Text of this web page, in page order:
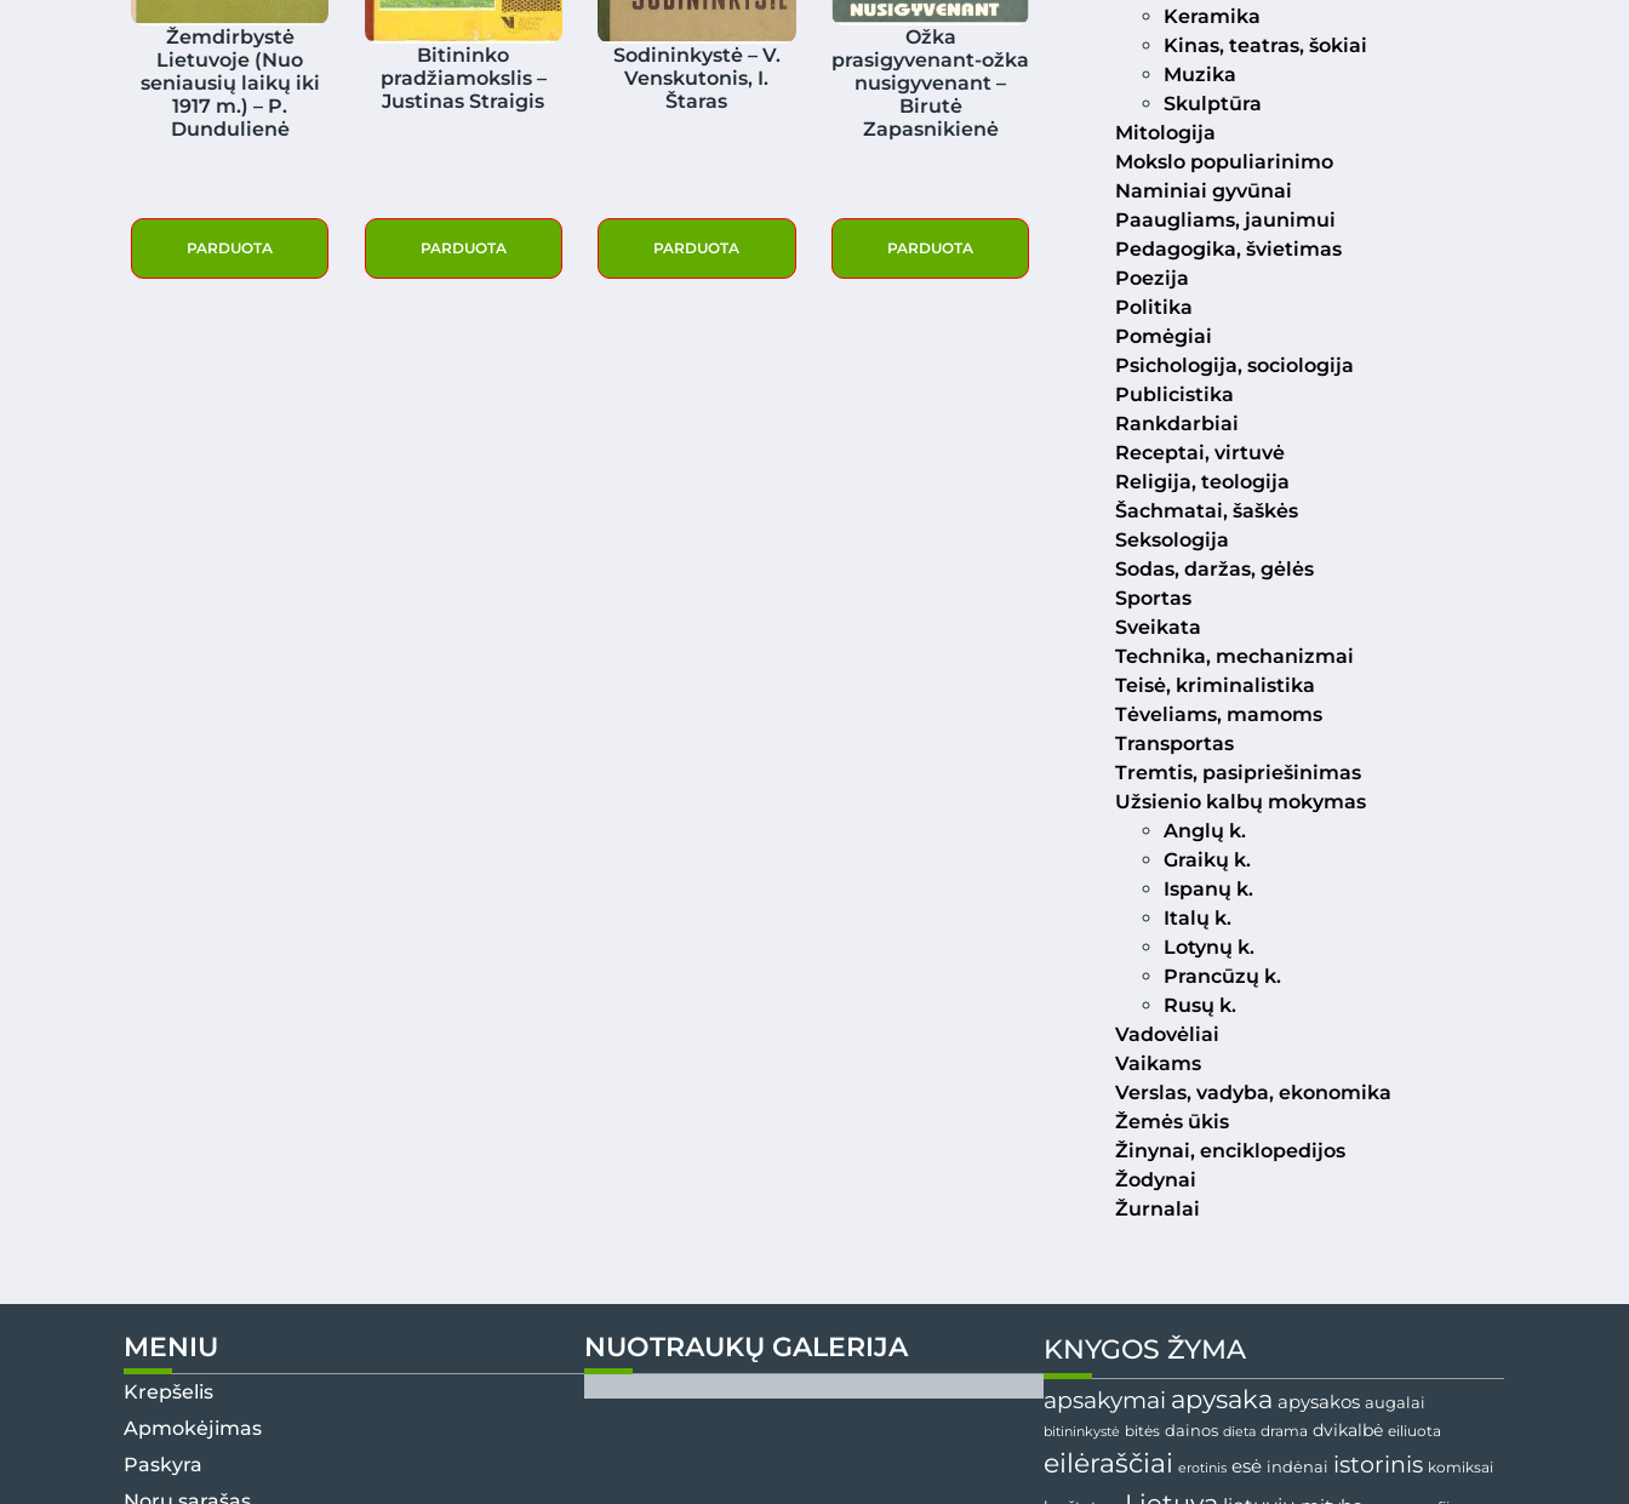
Žemdirbystė
Lietuvoje (Nuo
seniausių laikų iki
1917 m.) – P.
Dundulienė
PARDUOTA
Bitininko
pradžiamokslis –
Justinas Straigis
PARDUOTA
Sodininkystė – V.
Venskutonis, I.
Štaras
PARDUOTA
Ožka
prasigyvenant-ožka
nusigyvenant –
Birutė
Zapasnikienė
PARDUOTA
Keramika
Kinas, teatras, šokiai
Muzika
Skulptūra
Mitologija
Mokslo populiarinimo
Naminiai gyvūnai
Paaugliams, jaunimui
Pedagogika, švietimas
Poezija
Politika
Pomėgiai
Psichologija, sociologija
Publicistika
Rankdarbiai
Receptai, virtuvė
Religija, teologija
Šachmatai, šaškės
Seksologija
Sodas, daržas, gėlės
Sportas
Sveikata
Technika, mechanizmai
Teisė, kriminalistika
Tėveliams, mamoms
Transportas
Tremtis, pasipriešinimas
Užsienio kalbų mokymas
Anglų k.
Graikų k.
Ispanų k.
Italų k.
Lotynų k.
Prancūzų k.
Rusų k.
Vadovėliai
Vaikams
Verslas, vadyba, ekonomika
Žemės ūkis
Žinynai, enciklopedijos
Žodynai
Žurnalai
MENIU
Krepšelis
Apmokėjimas
Paskyra
NUOTRAUKŲ GALERIJA KNYGOS ŽYMA
apsakymai apysaka apysakos augalai
bitininkystė bitės dainos dieta drama dvikalbė eiliuota
eilėraščiai erotinis esė indėnai istorinis komiksai